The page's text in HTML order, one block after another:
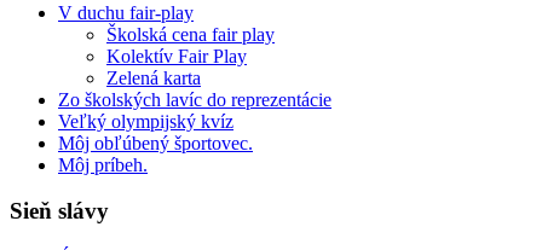
V duchu fair-play
Školská cena fair play
Kolektív Fair Play
Zelená karta
Zo školských lavíc do reprezentácie
Veľký olympijský kvíz
Môj obľúbený športovec.
Môj príbeh.
Sieň slávy